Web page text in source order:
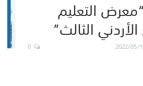
التعليم
الثالث”
2022/05/
0